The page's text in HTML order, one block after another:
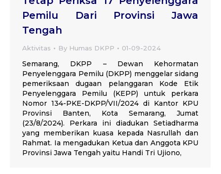
Pemilu Dari Provinsi Jawa
Tengah
Aktivitas By Humas DKPP 01-09-2024
Semarang, DKPP – Dewan Kehormatan
Penyelenggara Pemilu (DKPP) menggelar sidang
pemeriksaan dugaan pelanggaran Kode Etik
Penyelenggara Pemilu (KEPP) untuk perkara
Nomor 134-PKE-DKPP/VII/2024 di Kantor KPU
Provinsi Banten, Kota Semarang, Jumat
(23/8/2024). Perkara ini diadukan Setiadharma
yang memberikan kuasa kepada Nasrullah dan
Rahmat. Ia mengadukan Ketua dan Anggota KPU
Provinsi Jawa Tengah yaitu Handi Tri Ujiono,